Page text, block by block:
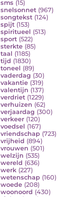
sms (15)
snelsonnet (967)
songtekst (124)
spijt (153)
spiritueel (513)
sport (522)
sterkte (85)
taal (1185)
tijd (1830)
toneel (89)
vaderdag (30)
vakantie (319)
valentijn (137)
verdriet (1229)
verhuizen (62)
verjaardag (300)
verkeer (120)
voedsel (167)
vriendschap (723)
vrijheid (894)
vrouwen (501)
welzijn (535)
wereld (636)
werk (227)
wetenschap (160)
woede (208)
woonoord (430)